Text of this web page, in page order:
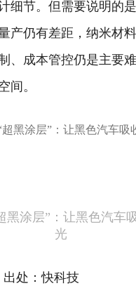
细节。 但需要说明的
产仍有差距，纳米材
、成本管控仍是主要
间。
黑涂层”：让黑色汽车
光
出处：快科技